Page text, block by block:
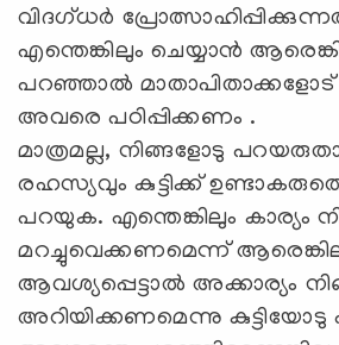
വിദഗ്‌ധർ
എന്തെങ്കിലും ചെയ്യാൻ
പറഞ്ഞാൽ
അവരെ പഠിപ്പിക്കണം .
മാത്രമല്ല, നിങ്ങളോടു
രഹസ്യവും കുട്ടിക്ക്
പറയുക. എന്തെങ്കിലും കാര്യം
മറച്ചുവെക്കണമെന്ന്
ആവശ്യപ്പെട്ടാൽ അക്കാര്യം
അറിയിക്കണമെന്നു